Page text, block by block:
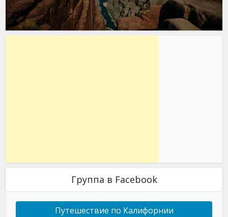
Группа в Facebook
Путешествие по Калифорнии